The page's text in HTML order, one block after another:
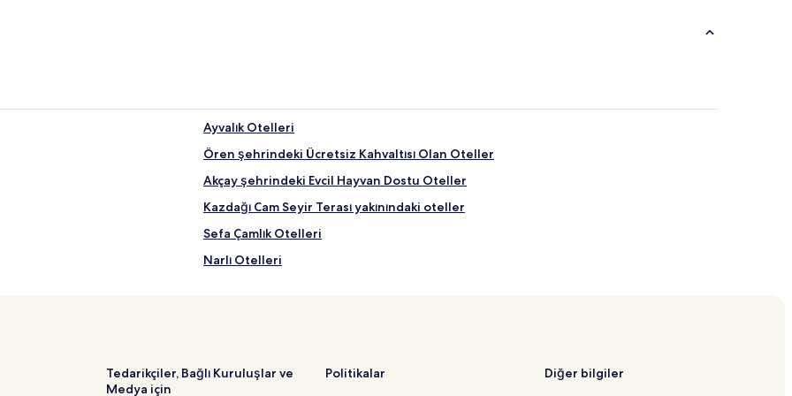
Ayvalık Otelleri
Ören şehrindeki Ücretsiz Kahvaltısı Olan Oteller
Akçay şehrindeki Evcil Hayvan Dostu Oteller
Kazdağı Cam Seyir Terası yakınındaki oteller
Sefa Çamlık Otelleri
Narlı Otelleri
Güre şehrindeki Kaplıca Otelleri
Tedarikçiler, Bağlı Kuruluşlar ve
Medya için
Politikalar Diğer bilgiler